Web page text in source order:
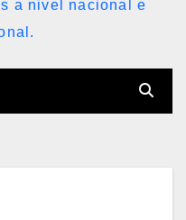
a nivel nacional e